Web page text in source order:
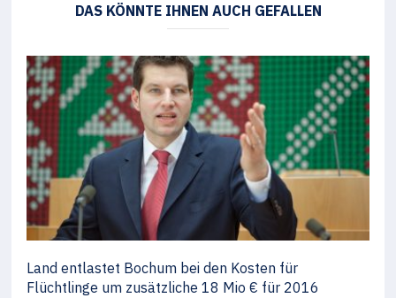
DAS KÖNNTE IHNEN AUCH GEFALLEN
Land entlastet Bochum bei den Kosten für
Flüchtlinge um zusätzliche 18 Mio € für 2016